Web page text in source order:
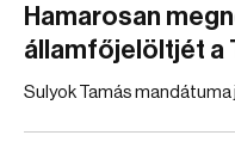
Hamarosan
államfőjelöltjét a
Sulyok Tamás